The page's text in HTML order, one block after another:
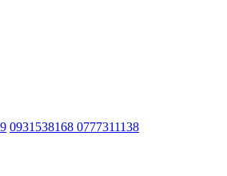
0931538168 0777311138